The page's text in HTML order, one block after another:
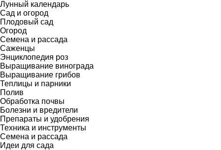
Лунный календарь
Сад и огород
Плодовый сад
Огород
Семена и рассада
Саженцы
Энциклопедия роз
Выращивание винограда
Выращивание грибов
Теплицы и парники
Полив
Обработка почвы
Болезни и вредители
Препараты и удобрения
Техника и инструменты
Семена и рассада
Идеи для сада